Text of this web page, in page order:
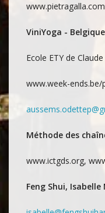
www.pietragalla.com
ViniYoga - Belgique
Ecole ETY de
www.week-ends.be/
Méthode des
www.ictgds.org,
Feng Shui, Isabelle